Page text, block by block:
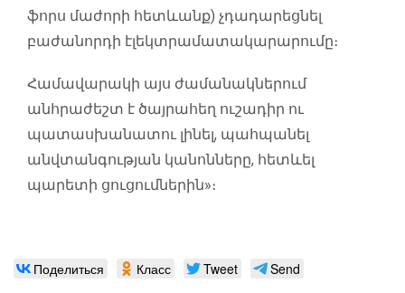
ֆորս մաժորի հետևանք) չդադարեցնել
բաժանորդի էլեկտրամատակարարումը։
Համավարակի այս ժամանակներում
անհրաժեշտ է ծայրահեղ ուշադիր ու
պատասխանատու լինել, պահպանել
անվտանգության կանոնները, հետևել
պարետի ցուցումներին»։
Поделиться Класс Tweet Send